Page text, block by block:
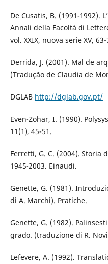
De Cusatis, B. (1991-1992).
Annali della Facoltà di
vol. XXIX, nuova serie XV, 63-
Derrida, J. (2001). Mal de
(Tradução de Claudia de
DGLAB http://dglab.gov.pt/
Even-Zohar, I. (1990).
11(1), 45-51.
Ferretti, G. C. (2004).
1945-2003. Einaudi.
Genette, G. (1981).
di A. Marchi). Pratiche.
Genette, G. (1982).
grado. (traduzione di R.
Lefevere, A. (1992).